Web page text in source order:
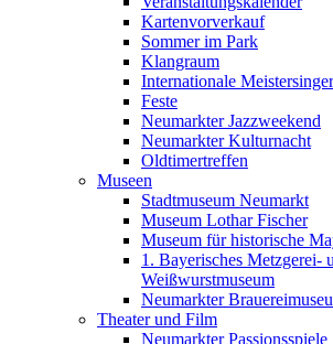
Kartenvorverkauf
Sommer im Park
Klangraum
Internationale
Feste
Neumarkter Jazzweekend
Neumarkter Kulturnacht
Oldtimertreffen
Museen
Stadtmuseum Neumarkt
Museum Lothar Fischer
Museum für historische
1. Bayerisches Metzgerei-
Weißwurstmuseum
Neumarkter
Theater und Film
Neumarkter Passionsspiele